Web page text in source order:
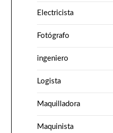
Electricista
Fotógrafo
ingeniero
Logista
Maquilladora
Maquinista